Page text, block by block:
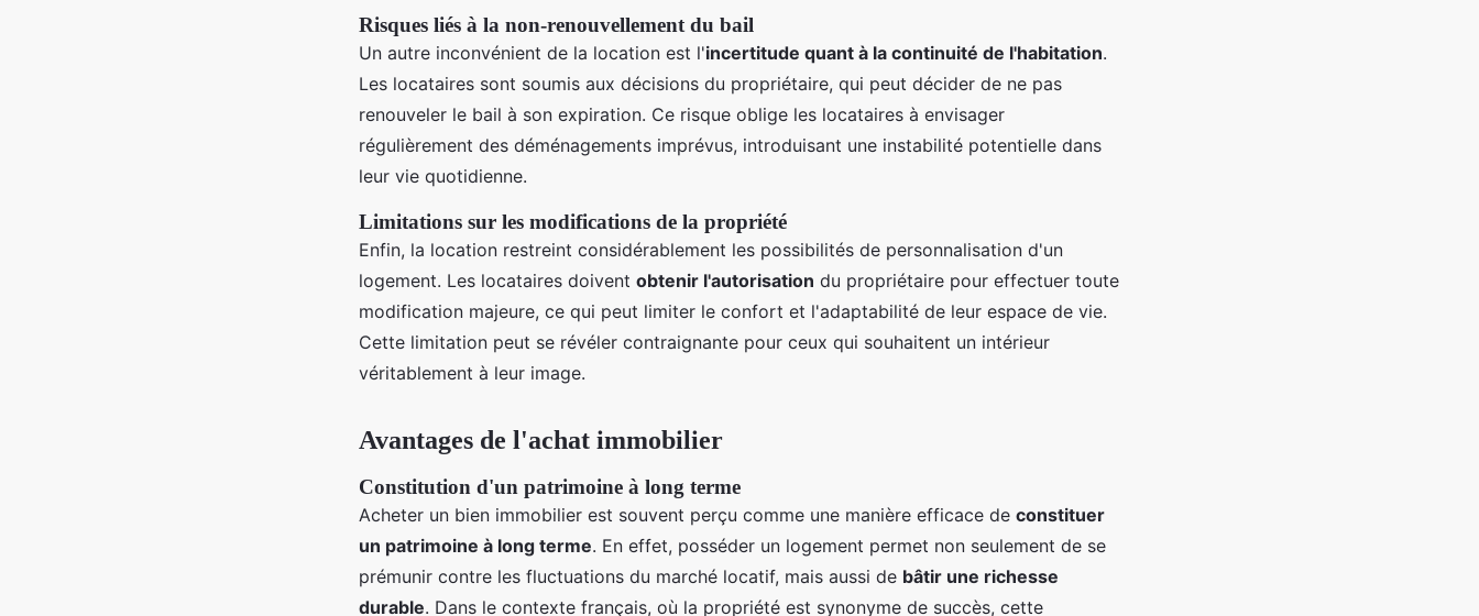
Risques liés à la non-renouvellement du bail
Un autre inconvénient de la location est l'incertitude quant à la continuité de l'habitation.
Les locataires sont soumis aux décisions du propriétaire, qui peut décider de ne pas
renouveler le bail à son expiration. Ce risque oblige les locataires à envisager
régulièrement des déménagements imprévus, introduisant une instabilité potentielle dans
leur vie quotidienne.
Limitations sur les modifications de la propriété
Enfin, la location restreint considérablement les possibilités de personnalisation d'un
logement. Les locataires doivent obtenir l'autorisation du propriétaire pour effectuer toute
modification majeure, ce qui peut limiter le confort et l'adaptabilité de leur espace de vie.
Cette limitation peut se révéler contraignante pour ceux qui souhaitent un intérieur
véritablement à leur image.
Avantages de l'achat immobilier
Constitution d'un patrimoine à long terme
Acheter un bien immobilier est souvent perçu comme une manière efficace de constituer
un patrimoine à long terme. En effet, posséder un logement permet non seulement de se
prémunir contre les fluctuations du marché locatif, mais aussi de bâtir une richesse
durable. Dans le contexte français, où la propriété est synonyme de succès, cette